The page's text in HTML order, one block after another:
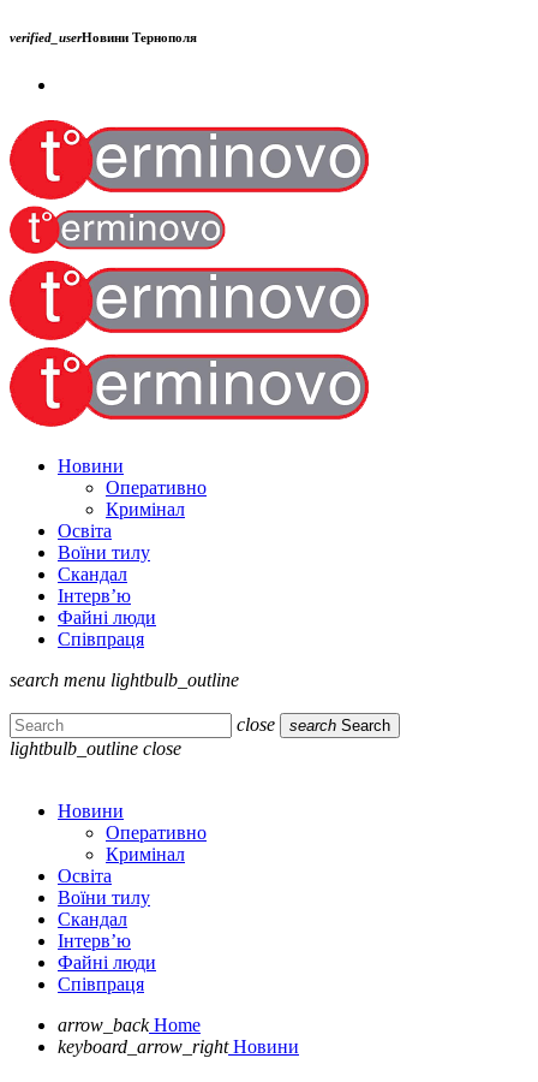
verified_userНовини Тернополя
Новини
Оперативно
Кримінал
Освіта
Воїни тилу
Скандал
Інтерв’ю
Файні люди
Співпраця
search menu lightbulb_outline
close search Search
lightbulb_outline close
Новини
Оперативно
Кримінал
Освіта
Воїни тилу
Скандал
Інтерв’ю
Файні люди
Співпраця
arrow_back Home
keyboard_arrow_right Новини